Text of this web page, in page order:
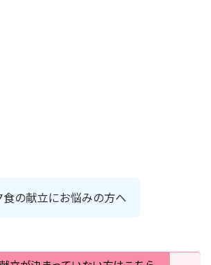
食の献立にお悩みの方へ